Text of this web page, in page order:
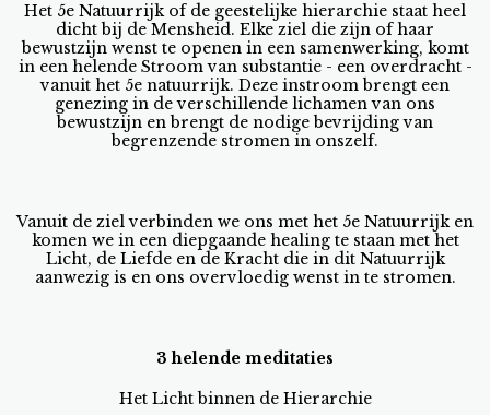
Het 5e Natuurrijk of de geestelijke hierarchie staat heel
dicht bij de Mensheid. Elke ziel die zijn of haar
bewustzijn wenst te openen in een samenwerking, komt
in een helende Stroom van substantie - een overdracht -
vanuit het 5e natuurrijk. Deze instroom brengt een
genezing in de verschillende lichamen van ons
bewustzijn en brengt de nodige bevrijding van
begrenzende stromen in onszelf.
Vanuit de ziel verbinden we ons met het 5e Natuurrijk en
komen we in een diepgaande healing te staan met het
Licht, de Liefde en de Kracht die in dit Natuurrijk
aanwezig is en ons overvloedig wenst in te stromen.
3 helende meditaties
Het Licht binnen de Hierarchie